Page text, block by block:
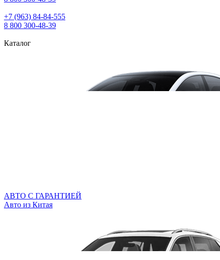
+7 (963) 84‑84‑555
8 800 300‑48‑39
Каталог
АВТО С ГАРАНТИЕЙ
Авто из Китая